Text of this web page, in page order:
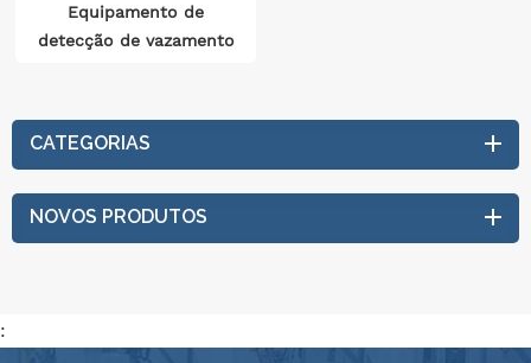
Equipamento de
detecção de vazamento
CATEGORIAS
NOVOS PRODUTOS
: